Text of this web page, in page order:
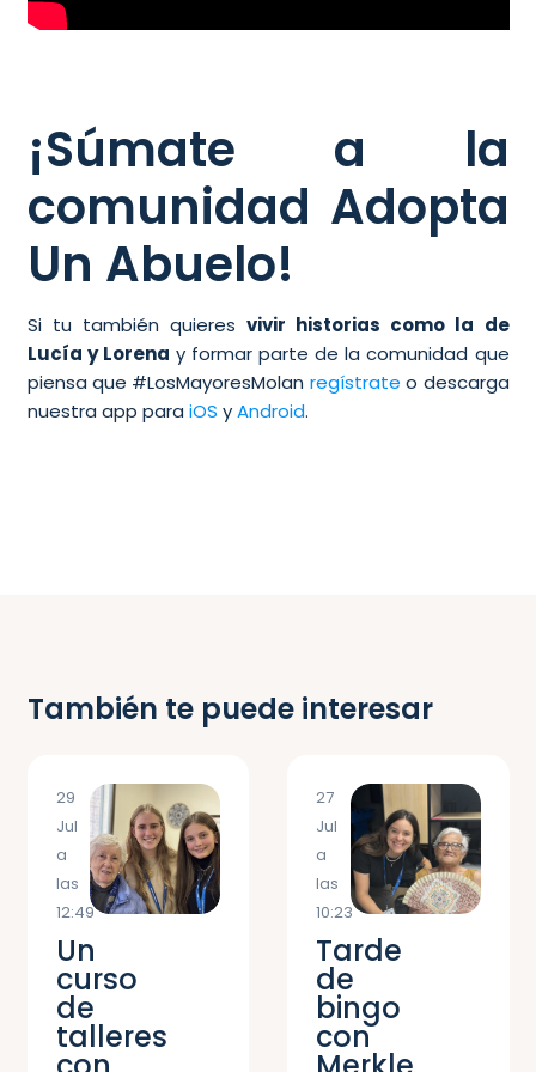
¡Súmate a la
comunidad Adopta
Un Abuelo!
Si tu también quieres vivir historias como la de
Lucía y Lorena y formar parte de la comunidad que
piensa que #LosMayoresMolan regístrate o descarga
nuestra app para iOS yAndroid.
También te puede interesar
29
Jul
a
las
12:49
Un
curso
de
talleres
27
Jul
a
las
10:23
Tarde
de
bingo
con